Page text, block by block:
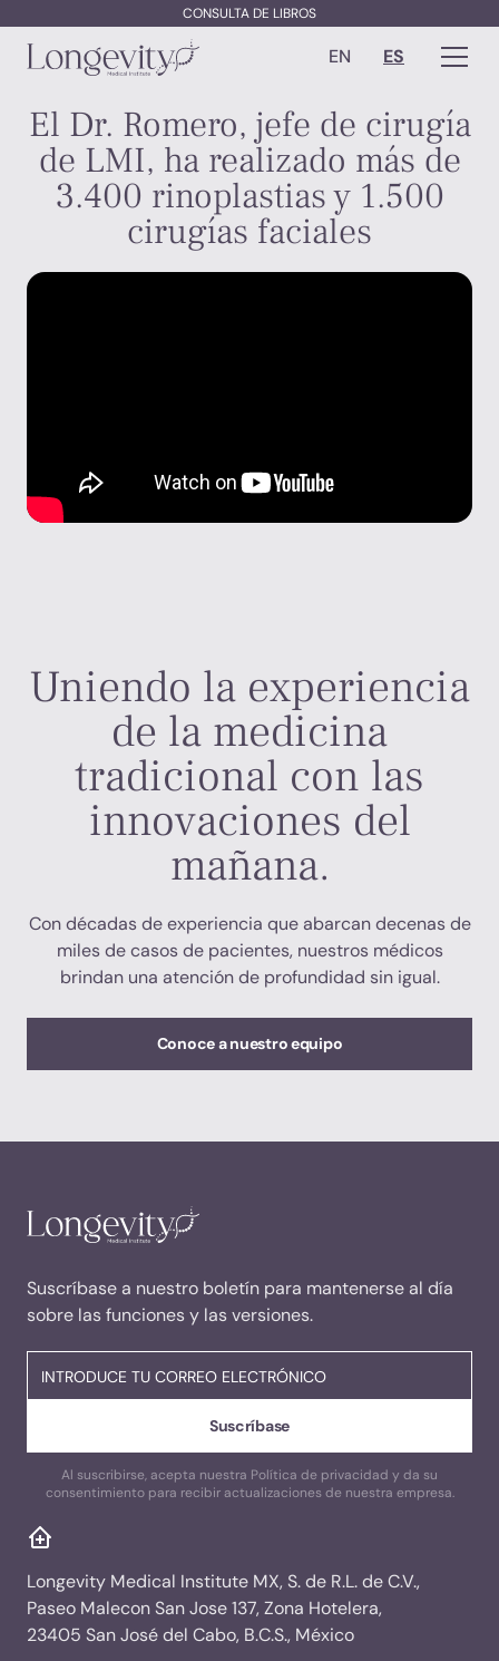
CONSULTA DE LIBROS
EN ES
El Dr. Romero, jefe de cirugía
de LMI, ha realizado más de
3.400 rinoplastias y 1.500
cirugías faciales
Uniendo la experiencia
de la medicina
tradicional con las
innovaciones del
mañana.
Con décadas de experiencia que abarcan decenas de
miles de casos de pacientes, nuestros médicos
brindan una atención de profundidad sin igual.
Conoce a nuestro equipo
Suscríbase a nuestro boletín para mantenerse al día
sobre las funciones y las versiones.
Al suscribirse, acepta nuestra Política de privacidad y da su
consentimiento para recibir actualizaciones de nuestra empresa.
Longevity Medical Institute MX, S. de R.L. de C.V.,
Paseo Malecon San Jose 137, Zona Hotelera,
23405 San José del Cabo, B.C.S., México